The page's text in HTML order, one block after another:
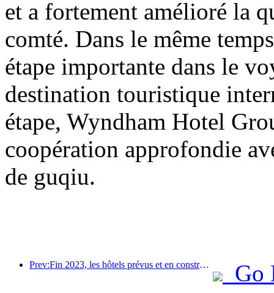
et a fortement amélioré la
comté. Dans le même
étape importante dans le
destination touristique
étape, Wyndham Hotel
coopération approfondie
de guqiu.
Prev:Fin 2023, les hôtels prévus et en construction en Chine clôturent avec un nombre record de projets et de chambres Go